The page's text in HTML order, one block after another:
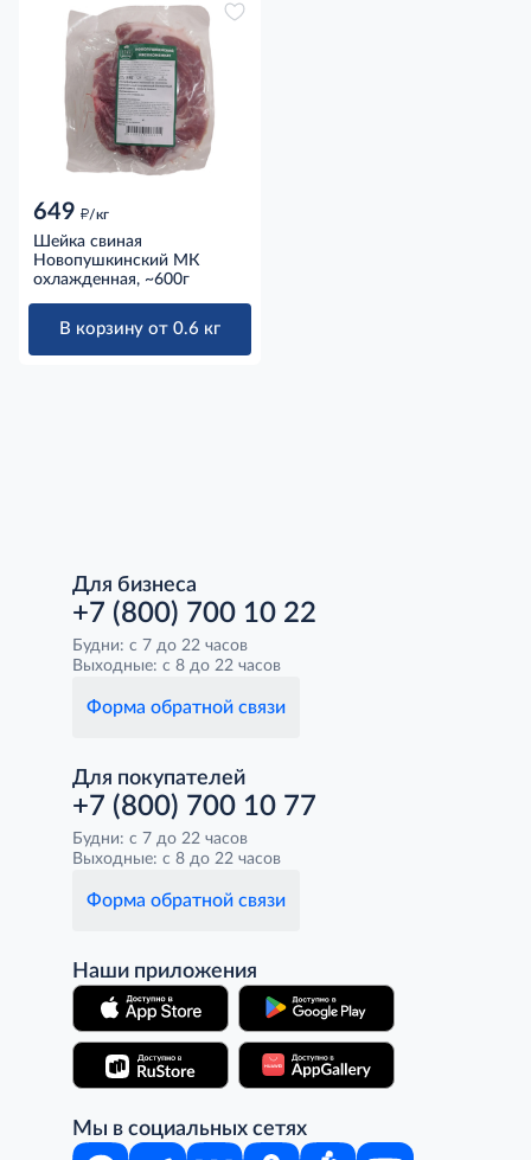
649 д/кг
Шейка свиная
Новопушкинский МК
охлажденная, ~600г
В корзину от 0.6 кг
Для бизнеса
+7 (800) 700 10 22
Будни: с 7 до 22 часов
Выходные: с 8 до 22 часов
Форма обратной связи
Для покупателей
+7 (800) 700 10 77
Будни: с 7 до 22 часов
Выходные: с 8 до 22 часов
Форма обратной связи
Наши приложения
Мы в социальных сетях